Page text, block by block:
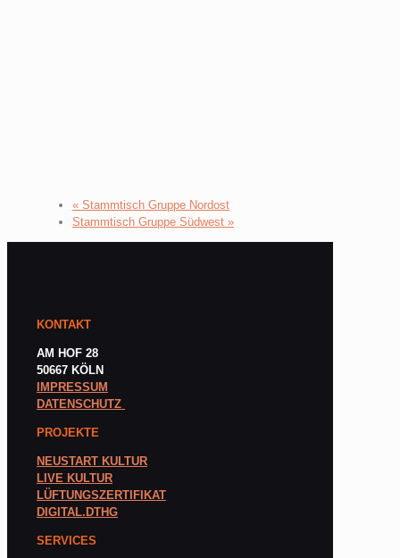
« Stammtisch Gruppe Nordost
Stammtisch Gruppe Südwest »
KONTAKT
AM HOF 28
50667 KÖLN
IMPRESSUM
DATENSCHUTZ
PROJEKTE
NEUSTART KULTUR
LIVE KULTUR
LÜFTUNGSZERTIFIKAT
DIGITAL.DTHG
SERVICES